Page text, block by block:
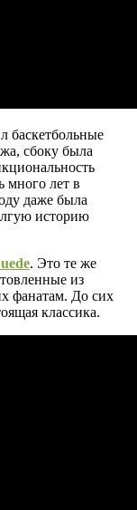
баскетбольные
сбоку была
много лет в
даже была
историю
. Это те же
из
фанатам. До сих
классика.